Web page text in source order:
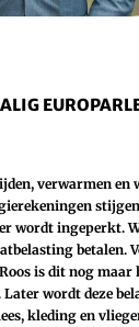
verwarmen en
wordt ingeperkt.
betalen.
is dit nog maar
Later wordt deze
kleding en